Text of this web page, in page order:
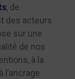
, de
des acteurs
sur une
de nos
à la